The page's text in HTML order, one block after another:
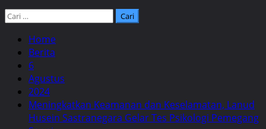
Cari
Home
Berita
6
Agustus
2024
Meningkatkan Keamanan dan Keselamatan, Lanud
Husein Sastranegara Gelar Tes Psikologi Pemegang